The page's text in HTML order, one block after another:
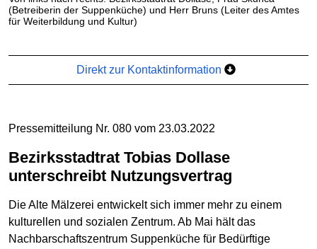
(Betreiberin der Suppenküche) und Herr Bruns (Leiter des Amtes
für Weiterbildung und Kultur)
Direkt zur Kontaktinformation
Pressemitteilung Nr. 080 vom 23.03.2022
Bezirksstadtrat Tobias Dollase
unterschreibt Nutzungsvertrag
Die Alte Mälzerei entwickelt sich immer mehr zu einem
kulturellen und sozialen Zentrum. Ab Mai hält das
Nachbarschaftszentrum Suppenküche für Bedürftige